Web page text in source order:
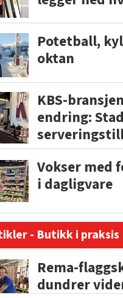
Potetball,
oktan
KBS-
endring:
Vokser med
i dagligvare
- Butikk i praksis
Rema-
dundrer